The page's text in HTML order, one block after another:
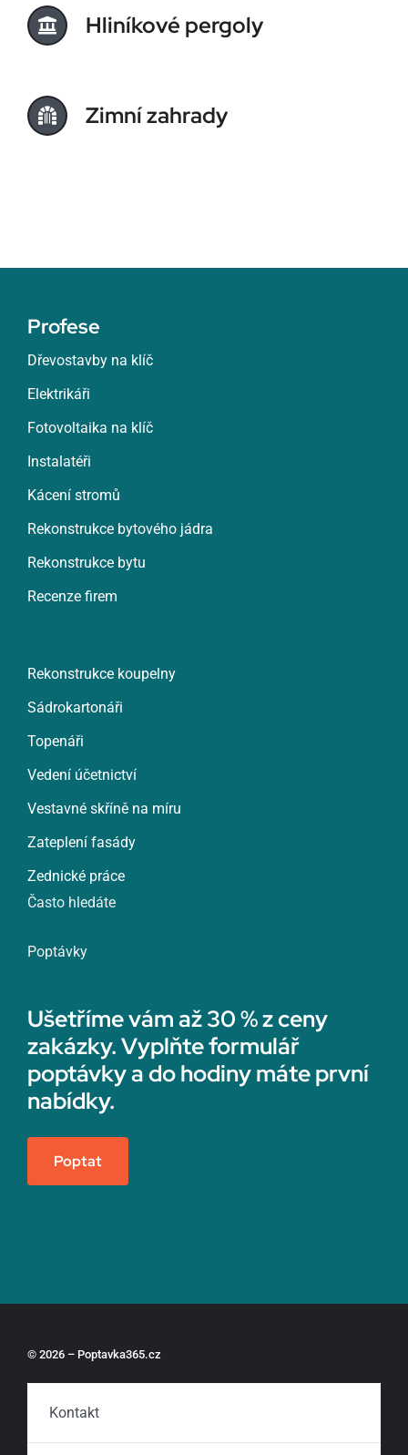
Hliníkové pergoly
Zimní zahrady
Profese
Dřevostavby na klíč
Elektrikáři
Fotovoltaika na klíč
Instalatéři
Kácení stromů
Rekonstrukce bytového jádra
Rekonstrukce bytu
Recenze firem
Rekonstrukce koupelny
Sádrokartonáři
Topenáři
Vedení účetnictví
Vestavné skříně na míru
Zateplení fasády
Zednické práce
Často hledáte
Poptávky
Ušetříme vám až 30 % z ceny
zakázky. Vyplňte formulář
poptávky a do hodiny máte první
nabídky.
Poptat
© 2026 – Poptavka365.cz
Kontakt